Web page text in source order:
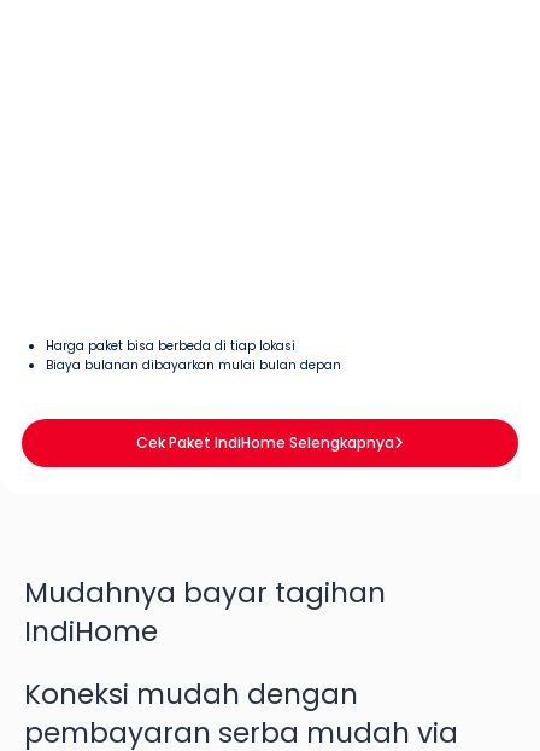
Harga paket bisa berbeda di tiap lokasi
Biaya bulanan dibayarkan mulai bulan depan
Cek Paket IndiHome Selengkapnya
Mudahnya bayar tagihan
IndiHome
Koneksi mudah dengan
pembayaran serba mudah via